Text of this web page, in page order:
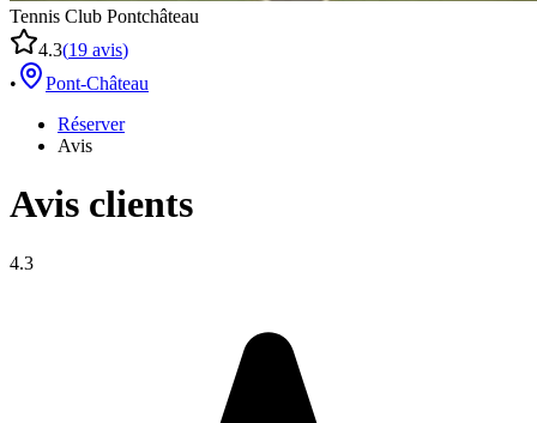
Tennis Club Pontchâteau
4.3(19 avis)
•
Pont-Château
Réserver
Avis
Avis clients
4.3